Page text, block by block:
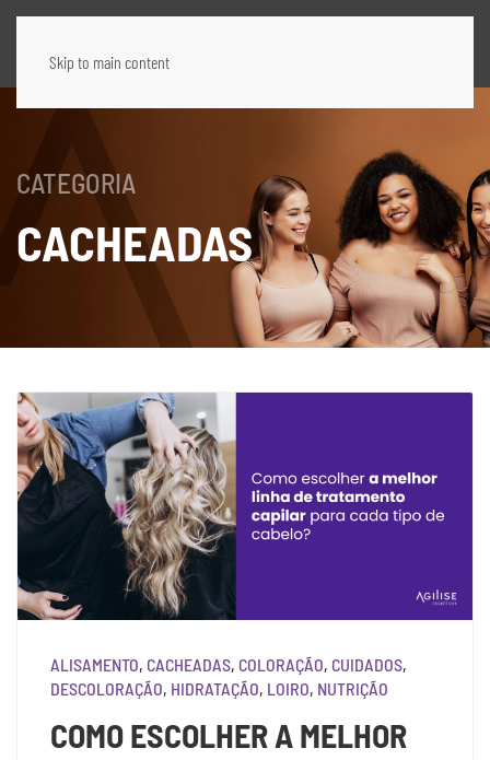
Skip to main content
CATEGORIA
CACHEADAS
ALISAMENTO, CACHEADAS, COLORAÇÃO, CUIDADOS,
DESCOLORAÇÃO, HIDRATAÇÃO, LOIRO, NUTRIÇÃO
COMO ESCOLHER A MELHOR